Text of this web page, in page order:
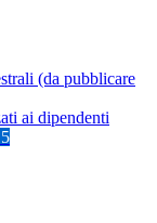
(da pubblicare
ai dipendenti